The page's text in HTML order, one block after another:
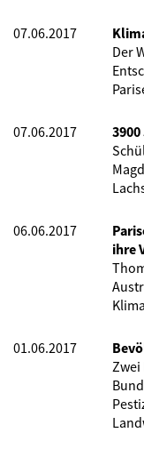
07.06.2017
Der
07.06.2017
06.06.2017
ihre
01.06.2017
Zwei